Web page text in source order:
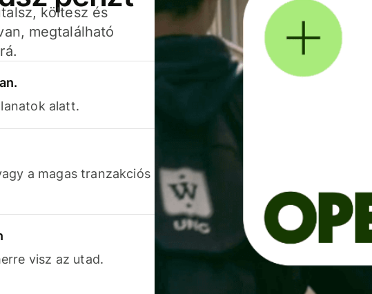
költesz és
megtalálható
alatt.
a magas tranzakciós
visz az utad.